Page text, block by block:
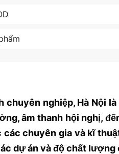
chuyên nghiệp, Hà Nội
âm thanh hội nghị,
chuyên gia và kĩ
dự án và độ chất lượng